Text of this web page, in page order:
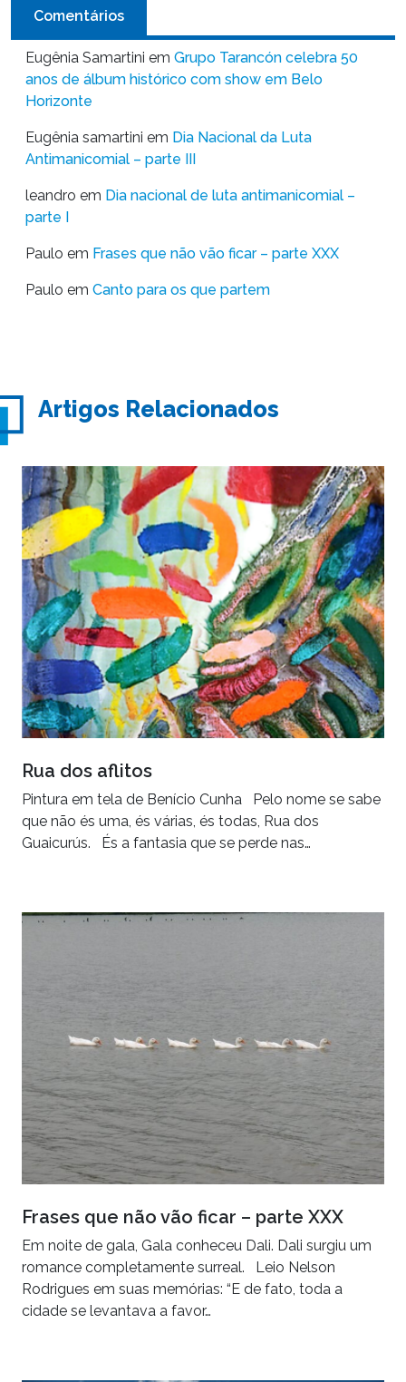
Comentários
Eugênia Samartini em Grupo Tarancón celebra 50
anos de álbum histórico com show em Belo
Horizonte
Eugênia samartini em Dia Nacional da Luta
Antimanicomial – parte III
leandro em Dia nacional de luta antimanicomial –
parte I
Paulo em Frases que não vão ficar – parte XXX
Paulo em Canto para os que partem
Artigos Relacionados
Rua dos aflitos
Pintura em tela de Benício Cunha Pelo nome se sabe
que não és uma, és várias, és todas, Rua dos
Guaicurús. És a fantasia que se perde nas…
Frases que não vão ficar – parte XXX
Em noite de gala, Gala conheceu Dali. Dali surgiu um
romance completamente surreal. Leio Nelson
Rodrigues em suas memórias: “E de fato, toda a
cidade se levantava a favor…